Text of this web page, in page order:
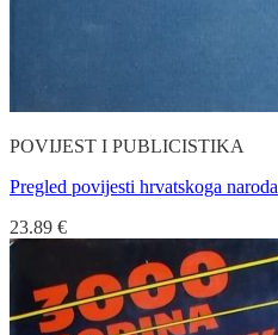
POVIJEST I PUBLICISTIKA
Pregled povijesti hrvatskoga naroda
23.89 €